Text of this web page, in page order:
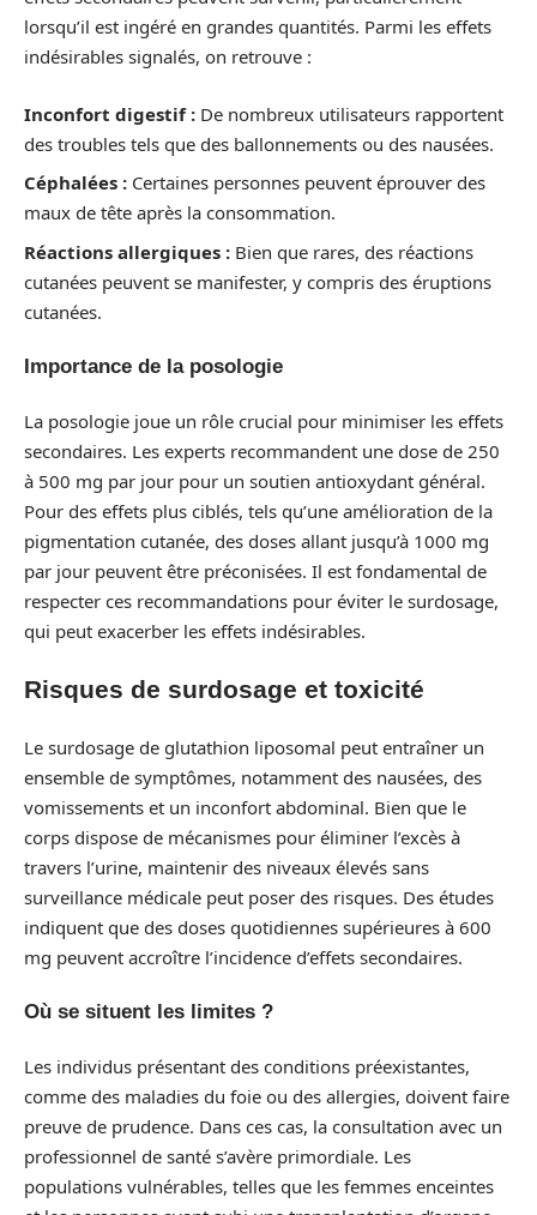
lorsqu’il est ingéré en grandes quantités. Parmi les effets
indésirables signalés, on retrouve :
Inconfort digestif : De nombreux utilisateurs rapportent
des troubles tels que des ballonnements ou des nausées.
Céphalées : Certaines personnes peuvent éprouver des
maux de tête après la consommation.
Réactions allergiques : Bien que rares, des réactions
cutanées peuvent se manifester, y compris des éruptions
cutanées.
Importance de la posologie
La posologie joue un rôle crucial pour minimiser les effets
secondaires. Les experts recommandent une dose de 250
à 500 mg par jour pour un soutien antioxydant général.
Pour des effets plus ciblés, tels qu’une amélioration de la
pigmentation cutanée, des doses allant jusqu’à 1000 mg
par jour peuvent être préconisées. Il est fondamental de
respecter ces recommandations pour éviter le surdosage,
qui peut exacerber les effets indésirables.
Risques de surdosage et toxicité
Le surdosage de glutathion liposomal peut entraîner un
ensemble de symptômes, notamment des nausées, des
vomissements et un inconfort abdominal. Bien que le
corps dispose de mécanismes pour éliminer l’excès à
travers l’urine, maintenir des niveaux élevés sans
surveillance médicale peut poser des risques. Des études
indiquent que des doses quotidiennes supérieures à 600
mg peuvent accroître l’incidence d’effets secondaires.
Où se situent les limites ?
Les individus présentant des conditions préexistantes,
comme des maladies du foie ou des allergies, doivent faire
preuve de prudence. Dans ces cas, la consultation avec un
professionnel de santé s’avère primordiale. Les
populations vulnérables, telles que les femmes enceintes